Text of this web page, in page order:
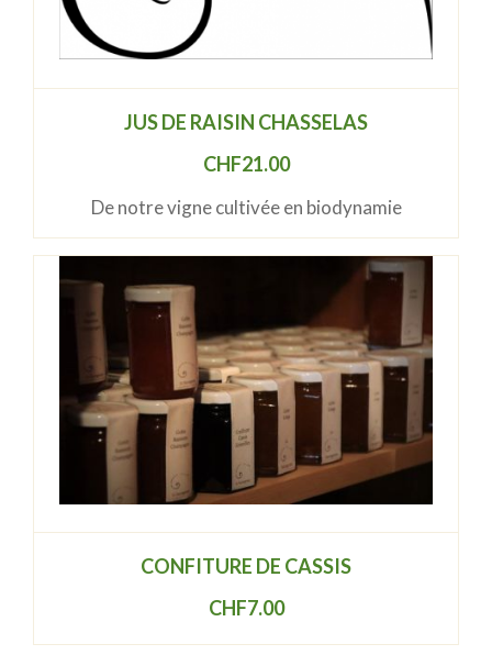
JUS DE RAISIN CHASSELAS
CHF21.00
De notre vigne cultivée en biodynamie
CONFITURE DE CASSIS
CHF7.00